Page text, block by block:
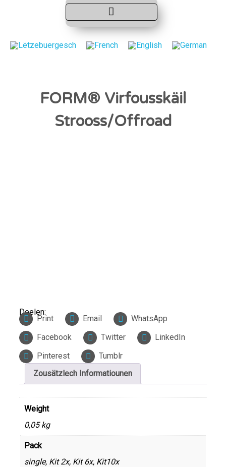
FORM® Virfousskäil
Strooss/Offroad
Deelen:
Print Email
WhatsApp
Facebook
Twitter
LinkedIn
Pinterest
Tumblr
Zousätzlech Informatiounen
Weight
0,05 kg
Pack
single, Kit 2x, Kit 6x, Kit10x